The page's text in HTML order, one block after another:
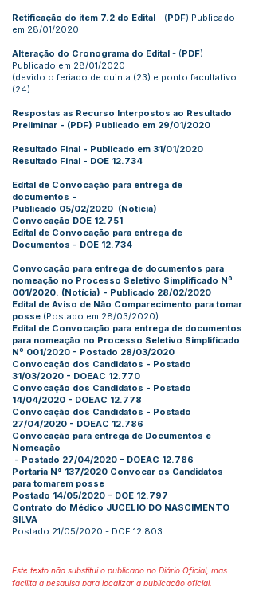
Retificação do item 7.2 do Edital - (PDF) Publicado
em 28/01/2020
Alteração do Cronograma do Edital - (PDF)
Publicado em 28/01/2020
(devido o feriado de quinta (23) e ponto facultativo
(24).
Respostas as Recurso Interpostos ao Resultado
Preliminar - (PDF) Publicado em 29/01/2020
Resultado Final - Publicado em 31/01/2020
Resultado Final - DOE 12.734
Edital de Convocação para entrega de
documentos -
Publicado 05/02/2020 (Notícia)
Convocação DOE 12.751
Edital de Convocação para entrega de
Documentos - DOE 12.734
Convocação para entrega de documentos para
nomeação no Processo Seletivo Simplificado Nº
001/2020. (Notícia) - Publicado 28/02/2020
Edital de Aviso de Não Comparecimento para tomar
posse (Postado em 28/03/2020)
Edital de Convocação para entrega de documentos
para nomeação no Processo Seletivo Simplificado
Nº 001/2020 - Postado 28/03/2020
Convocação dos Candidatos - Postado
31/03/2020 - DOEAC 12.770
Convocação dos Candidatos - Postado
14/04/2020 - DOEAC 12.778
Convocação dos Candidatos - Postado
27/04/2020 - DOEAC 12.786
Convocação para entrega de Documentos e
Nomeação
- Postado 27/04/2020 - DOEAC 12.786
Portaria N° 137/2020 Convocar os Candidatos
para tomarem posse
Postado 14/05/2020 - DOE 12.797
Contrato do Médico JUCELIO DO NASCIMENTO
SILVA
Postado 21/05/2020 - DOE 12.803
Este texto não substitui o publicado no Diário Oficial, mas
facilita a pesquisa para localizar a publicação oficial.